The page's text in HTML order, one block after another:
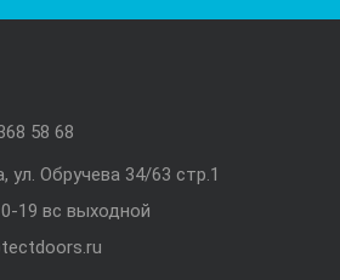
58 68
ул. Обручева 34/63 стр.1
19 вс выходной